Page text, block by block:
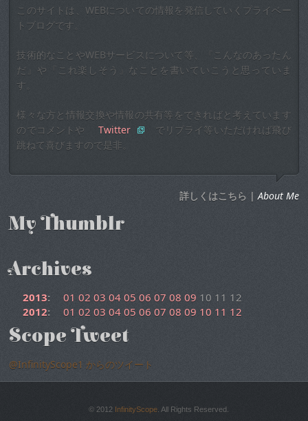
このサイトは、WEBについての情報を発信していくプライベー
トブログです。
技術的なことやWEBサービスについて等、『こんなのあったん
だ』や『これ楽しそう』なことを書いていこうと思っていま
す。
様々な方と情報交換や情報の共有等をできればと考えています
のでコメントや
Twitter
でリプライ等いただければ飛び
跳ねて喜びますので是非。
詳しくはこちら |About Me
My Thumblr
Archives
2013: 01 02 03 04 05 06 07 08 09 10 11 12
2012: 01 02 03 04 05 06 07 08 09 10 11 12
Scope Tweet
@InfinityScope1 からのツイート
© 2012 InfinityScope. All Rights Reserved.